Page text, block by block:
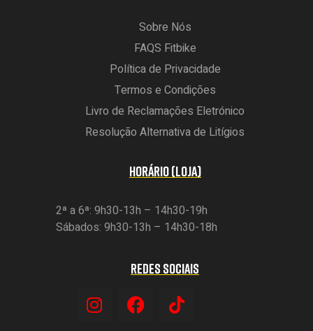
Sobre Nós
FAQS Fitbike
Política de Privacidade
Termos e Condições
Livro de Reclamações Eletrónico
Resolução Alternativa de Litígios
HORÁRIO (LOJA)
2ª a 6ª: 9h30-13h – 14h30-19h
Sábados: 9h30-13h – 14h30-18h
REDES SOCIAIS